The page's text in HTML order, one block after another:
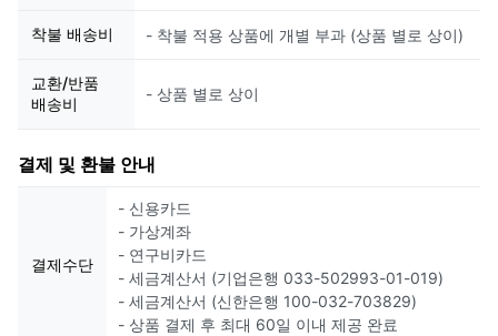
착불 배송비 - 착불 적용 상품에 개별 부과 (상품 별로 상이)
교환/반품
배송비
- 상품 별로 상이
결제 및 환불 안내
결제수단
- 신용카드
- 가상계좌
- 연구비카드
- 세금계산서 (기업은행 033-502993-01-019)
- 세금계산서 (신한은행 100-032-703829)
- 상품 결제 후 최대 60일 이내 제공 완료